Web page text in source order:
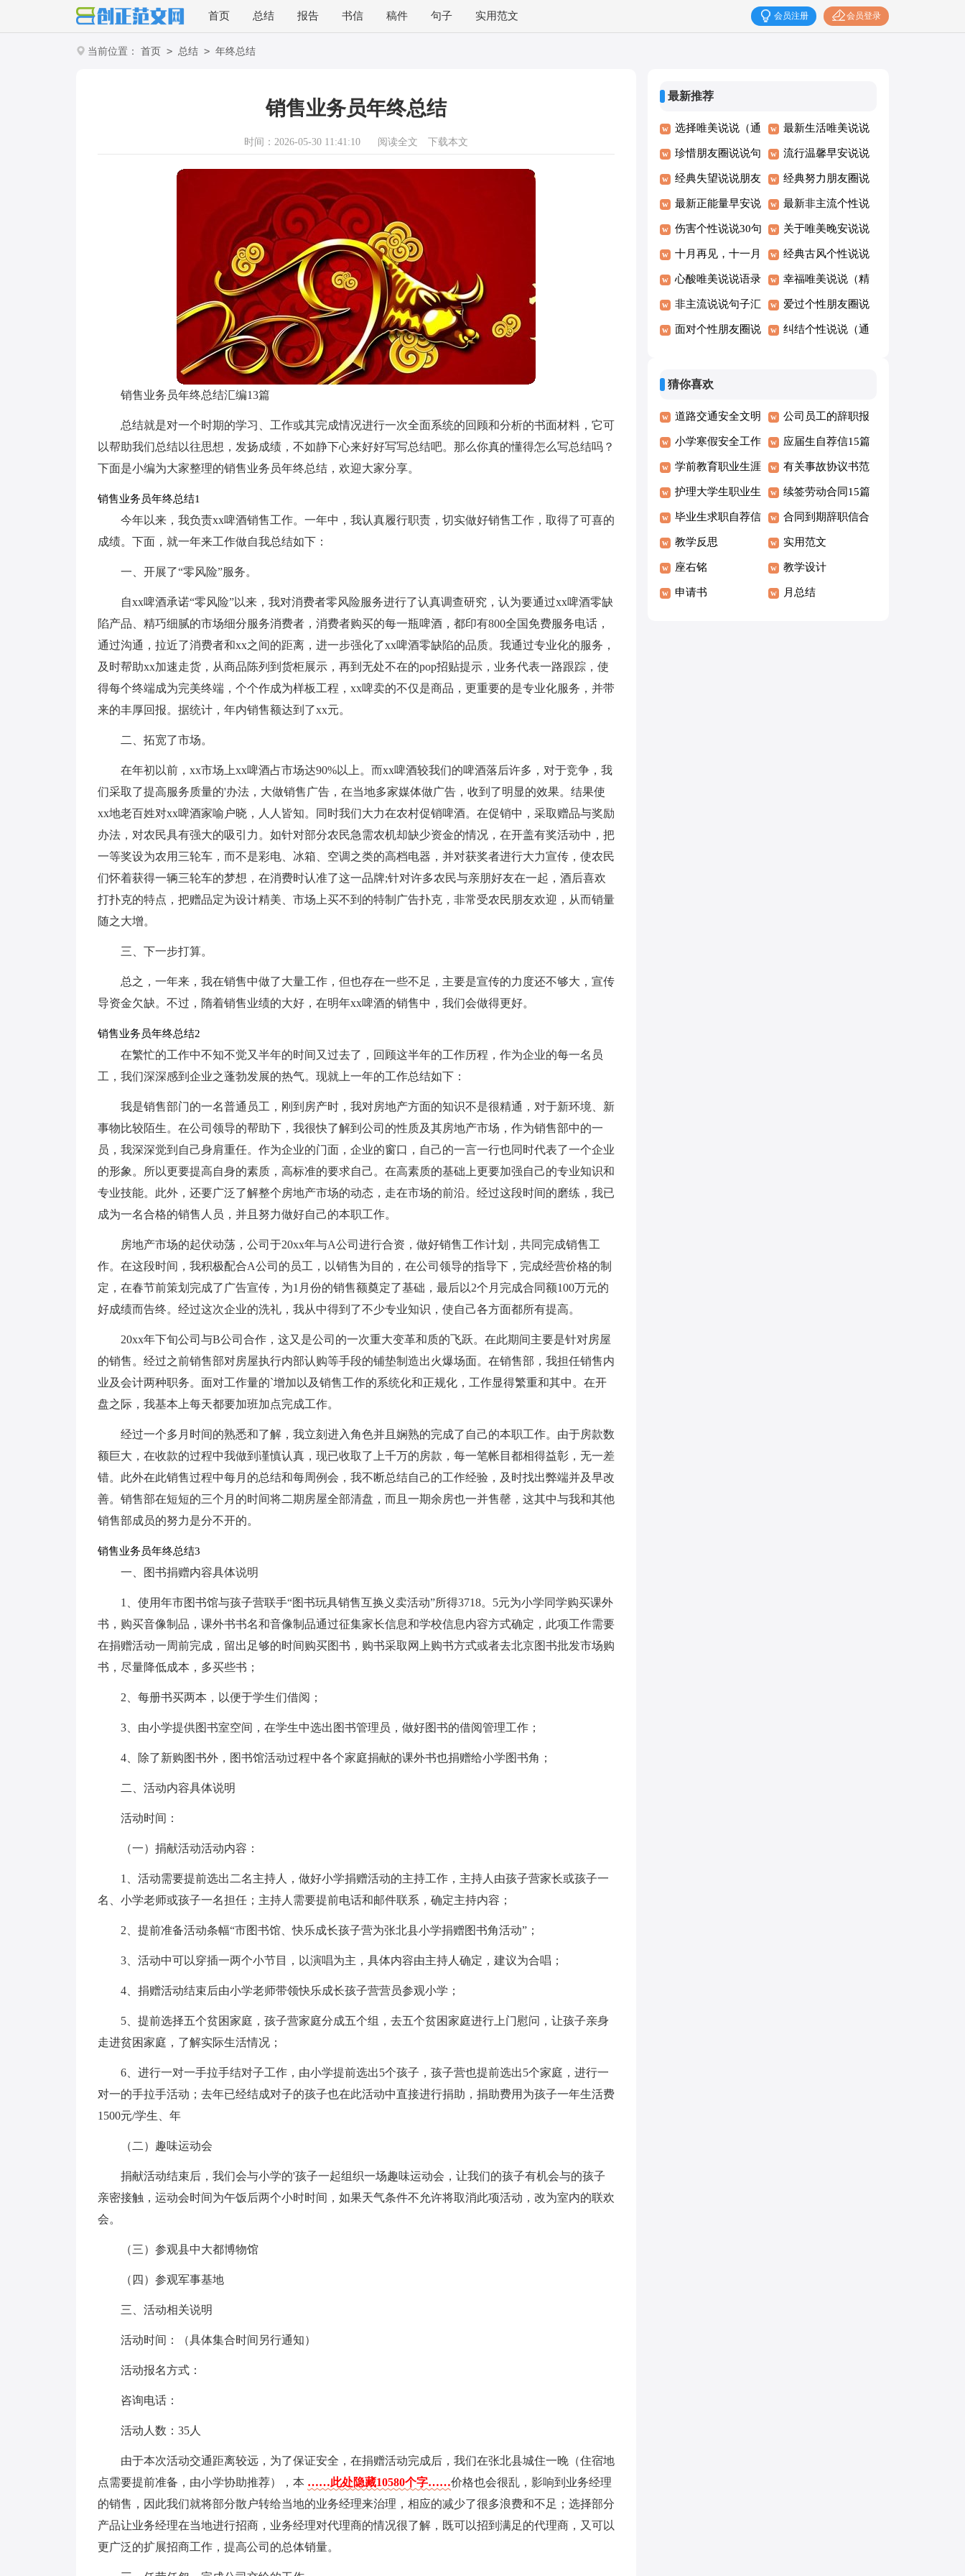
首页 总结 报告 书信 稿件 句子 实用范文 会员登录
会员注册
当前位置： 首页 > 总结 > 年终总结
销售业务员年终总结
时间：2026-05-30 11:41:10 阅读全文 下载本文
销售业务员年终总结汇编13篇
总结就是对一个时期的学习、工作或其完成情况进行一次全面系统的回顾和分析的书面材料，它可
以帮助我们总结以往思想，发扬成绩，不如静下心来好好写写总结吧。那么你真的懂得怎么写总结吗？
下面是小编为大家整理的销售业务员年终总结，欢迎大家分享。
销售业务员年终总结1
今年以来，我负责xx啤酒销售工作。一年中，我认真履行职责，切实做好销售工作，取得了可喜的
成绩。下面，就一年来工作做自我总结如下：
一、开展了“零风险”服务。
自xx啤酒承诺“零风险”以来，我对消费者零风险服务进行了认真调查研究，认为要通过xx啤酒零缺
陷产品、精巧细腻的市场细分服务消费者，消费者购买的每一瓶啤酒，都印有800全国免费服务电话，
通过沟通，拉近了消费者和xx之间的距离，进一步强化了xx啤酒零缺陷的品质。我通过专业化的服务，
及时帮助xx加速走货，从商品陈列到货柜展示，再到无处不在的pop招贴提示，业务代表一路跟踪，使
得每个终端成为完美终端，个个作成为样板工程，xx啤卖的不仅是商品，更重要的是专业化服务，并带
来的丰厚回报。据统计，年内销售额达到了xx元。
二、拓宽了市场。
在年初以前，xx市场上xx啤酒占市场达90%以上。而xx啤酒较我们的啤酒落后许多，对于竞争，我
们采取了提高服务质量的'办法，大做销售广告，在当地多家媒体做广告，收到了明显的效果。结果使
xx地老百姓对xx啤酒家喻户晓，人人皆知。同时我们大力在农村促销啤酒。在促销中，采取赠品与奖励
办法，对农民具有强大的吸引力。如针对部分农民急需农机却缺少资金的情况，在开盖有奖活动中，把
一等奖设为农用三轮车，而不是彩电、冰箱、空调之类的高档电器，并对获奖者进行大力宣传，使农民
们怀着获得一辆三轮车的梦想，在消费时认准了这一品牌;针对许多农民与亲朋好友在一起，酒后喜欢
打扑克的特点，把赠品定为设计精美、市场上买不到的特制广告扑克，非常受农民朋友欢迎，从而销量
随之大增。
三、下一步打算。
总之，一年来，我在销售中做了大量工作，但也存在一些不足，主要是宣传的力度还不够大，宣传
导资金欠缺。不过，隋着销售业绩的大好，在明年xx啤酒的销售中，我们会做得更好。
销售业务员年终总结2
在繁忙的工作中不知不觉又半年的时间又过去了，回顾这半年的工作历程，作为企业的每一名员
工，我们深深感到企业之蓬勃发展的热气。现就上一年的工作总结如下：
我是销售部门的一名普通员工，刚到房产时，我对房地产方面的知识不是很精通，对于新环境、新
事物比较陌生。在公司领导的帮助下，我很快了解到公司的性质及其房地产市场，作为销售部中的一
员，我深深觉到自己身肩重任。作为企业的门面，企业的窗口，自己的一言一行也同时代表了一个企业
的形象。所以更要提高自身的素质，高标准的要求自己。在高素质的基础上更要加强自己的专业知识和
专业技能。此外，还要广泛了解整个房地产市场的动态，走在市场的前沿。经过这段时间的磨练，我已
成为一名合格的销售人员，并且努力做好自己的本职工作。
房地产市场的起伏动荡，公司于20xx年与A公司进行合资，做好销售工作计划，共同完成销售工
作。在这段时间，我积极配合A公司的员工，以销售为目的，在公司领导的指导下，完成经营价格的制
定，在春节前策划完成了广告宣传，为1月份的销售额奠定了基础，最后以2个月完成合同额100万元的
好成绩而告终。经过这次企业的洗礼，我从中得到了不少专业知识，使自己各方面都所有提高。
20xx年下旬公司与B公司合作，这又是公司的一次重大变革和质的飞跃。在此期间主要是针对房屋
的销售。经过之前销售部对房屋执行内部认购等手段的铺垫制造出火爆场面。在销售部，我担任销售内
业及会计两种职务。面对工作量的`增加以及销售工作的系统化和正规化，工作显得繁重和其中。在开
盘之际，我基本上每天都要加班加点完成工作。
经过一个多月时间的熟悉和了解，我立刻进入角色并且娴熟的完成了自己的本职工作。由于房款数
额巨大，在收款的过程中我做到谨慎认真，现已收取了上千万的房款，每一笔帐目都相得益彰，无一差
错。此外在此销售过程中每月的总结和每周例会，我不断总结自己的工作经验，及时找出弊端并及早改
善。销售部在短短的三个月的时间将二期房屋全部清盘，而且一期余房也一并售罄，这其中与我和其他
销售部成员的努力是分不开的。
销售业务员年终总结3
一、图书捐赠内容具体说明
1、使用年市图书馆与孩子营联手“图书玩具销售互换义卖活动”所得3718。5元为小学同学购买课外
书，购买音像制品，课外书书名和音像制品通过征集家长信息和学校信息内容方式确定，此项工作需要
在捐赠活动一周前完成，留出足够的时间购买图书，购书采取网上购书方式或者去北京图书批发市场购
书，尽量降低成本，多买些书；
2、每册书买两本，以便于学生们借阅；
3、由小学提供图书室空间，在学生中选出图书管理员，做好图书的借阅管理工作；
4、除了新购图书外，图书馆活动过程中各个家庭捐献的课外书也捐赠给小学图书角；
二、活动内容具体说明
活动时间：
（一）捐献活动活动内容：
1、活动需要提前选出二名主持人，做好小学捐赠活动的主持工作，主持人由孩子营家长或孩子一
名、小学老师或孩子一名担任；主持人需要提前电话和邮件联系，确定主持内容；
2、提前准备活动条幅“市图书馆、快乐成长孩子营为张北县小学捐赠图书角活动”；
3、活动中可以穿插一两个小节目，以演唱为主，具体内容由主持人确定，建议为合唱；
4、捐赠活动结束后由小学老师带领快乐成长孩子营营员参观小学；
5、提前选择五个贫困家庭，孩子营家庭分成五个组，去五个贫困家庭进行上门慰问，让孩子亲身
走进贫困家庭，了解实际生活情况；
6、进行一对一手拉手结对子工作，由小学提前选出5个孩子，孩子营也提前选出5个家庭，进行一
对一的手拉手活动；去年已经结成对子的孩子也在此活动中直接进行捐助，捐助费用为孩子一年生活费
1500元/学生、年
（二）趣味运动会
捐献活动结束后，我们会与小学的'孩子一起组织一场趣味运动会，让我们的孩子有机会与的孩子
亲密接触，运动会时间为午饭后两个小时时间，如果天气条件不允许将取消此项活动，改为室内的联欢
会。
（三）参观县中大都博物馆
（四）参观军事基地
三、活动相关说明
活动时间：（具体集合时间另行通知）
活动报名方式：
咨询电话：
活动人数：35人
由于本次活动交通距离较远，为了保证安全，在捐赠活动完成后，我们在张北县城住一晚（住宿地
点需要提前准备，由小学协助推荐），本 ……此处隐藏10580个字……价格也会很乱，影响到业务经理
的销售，因此我们就将部分散户转给当地的业务经理来治理，相应的减少了很多浪费和不足；选择部分
产品让业务经理在当地进行招商，业务经理对代理商的情况很了解，既可以招到满足的代理商，又可以
更广泛的扩展招商工作，提高公司的总体销量。
最新推荐
选择唯美说说（通
用30句）
最新生活唯美说说
朋友圈大全（通用
160句）
珍惜朋友圈说说句
子（通用50句）
流行温馨早安说说
（通用115句）
经典失望说说朋友
圈汇总（通用80
句）
经典努力朋友圈说
说句子（通用70
句）
最新正能量早安说
说大全（精选75
句）
最新非主流个性说
说（通用70句）
伤害个性说说30句
精选
关于唯美晚安说说
（通用90句）
十月再见，十一月
你好个性说说语录
大全70句
经典古风个性说说
句子大全100句精
选
心酸唯美说说语录
（精选40句）
幸福唯美说说（精
选40句）
非主流说说句子汇
总（精选80句）
爱过个性朋友圈说
说心语30句
面对个性朋友圈说 纠结个性说说（通
猜你喜欢
道路交通安全文明
承诺书
公司员工的辞职报
告
小学寒假安全工作
自查报告2篇
应届生自荐信15篇
学前教育职业生涯
规划书15篇
有关事故协议书范
文集合5篇
护理大学生职业生
涯规划书范文
续签劳动合同15篇
毕业生求职自荐信
汇编15篇
合同到期辞职信合
集15篇
教学反思 实用范文
座右铭 教学设计
申请书 月总结